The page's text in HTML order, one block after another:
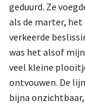
geduurd. Ze
als de marter, het
verkeerde
was het alsof
veel kleine
ontvouwen. De
bijna